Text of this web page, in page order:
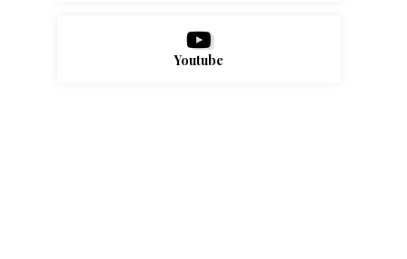
Youtube